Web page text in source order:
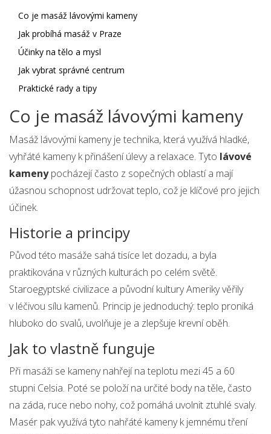
Co je masáž lávovými kameny
Jak probíhá masáž v Praze
Účinky na tělo a mysl
Jak vybrat správné centrum
Praktické rady a tipy
Co je masáž lávovými kameny
Masáž lávovými kameny je technika, která využívá hladké,
vyhřáté kameny k přinášení úlevy a relaxace. Tyto lávové
kamenypocházejí často z sopečných oblastí a mají
úžasnou schopnost udržovat teplo, což je klíčové pro jejich
účinek.
Historie a principy
Původ této masáže sahá tisíce let dozadu, a byla
praktikována v různých kulturách po celém světě.
Staroegyptské civilizace a původní kultury Ameriky věřily
v léčivou sílu kamenů. Princip je jednoduchý: teplo proniká
hluboko do svalů, uvolňuje je a zlepšuje krevní oběh.
Jak to vlastně funguje
Při masáži se kameny nahřejí na teplotu mezi 45 a 60
stupni Celsia. Poté se položí na určité body na těle, často
na záda, ruce nebo nohy, což pomáhá uvolnit ztuhlé svaly.
Masér pak využívá tyto nahřáté kameny k jemnému tření